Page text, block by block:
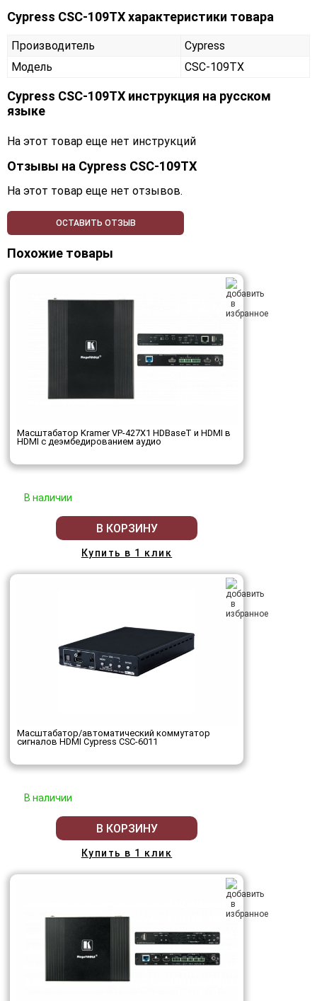
Cypress CSC-109TX характеристики товара
Производитель
Cypress
Модель
CSC-109TX
Cypress CSC-109TX инструкция на русском
языке
На этот товар еще нет инструкций
Отзывы на Cypress CSC-109TX
На этот товар еще нет отзывов.
ОСТАВИТЬ ОТЗЫВ
Похожие товары
Масштабатор Kramer VP-427X1 HDBaseT и HDMI в
HDMI с деэмбедированием аудио
В наличии
В КОРЗИНУ
Купить в 1 клик
Масштабатор/автоматический коммутатор
сигналов HDMI Cypress CSC-6011
В наличии
В КОРЗИНУ
Купить в 1 клик